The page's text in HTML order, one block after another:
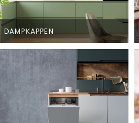
DAMPKAPPEN